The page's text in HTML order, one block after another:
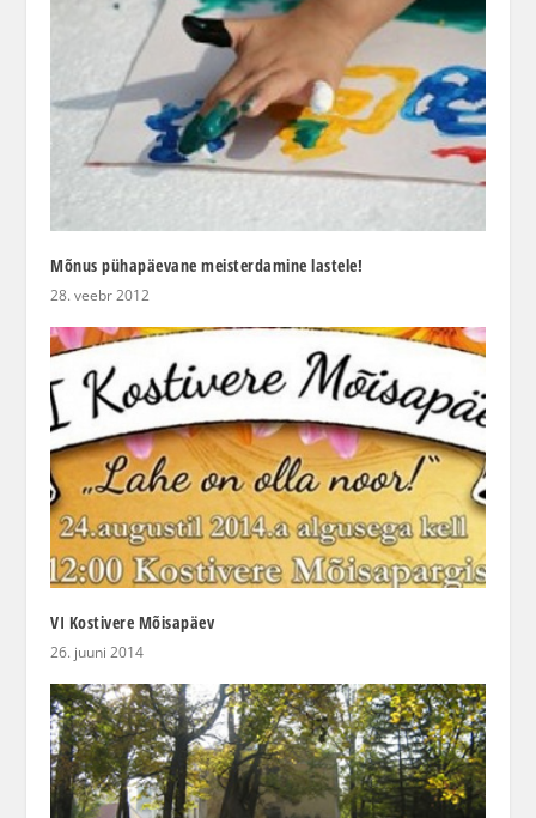
Mõnus pühapäevane meisterdamine lastele!
28. veebr 2012
VI Kostivere Mõisapäev
26. juuni 2014